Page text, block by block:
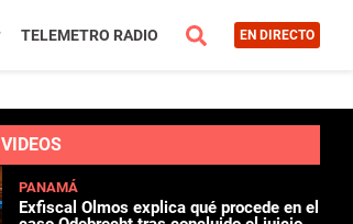
TELEMETRO RADIO EN DIRECTO
PANAMÁ
Exfiscal Olmos explica qué procede en el